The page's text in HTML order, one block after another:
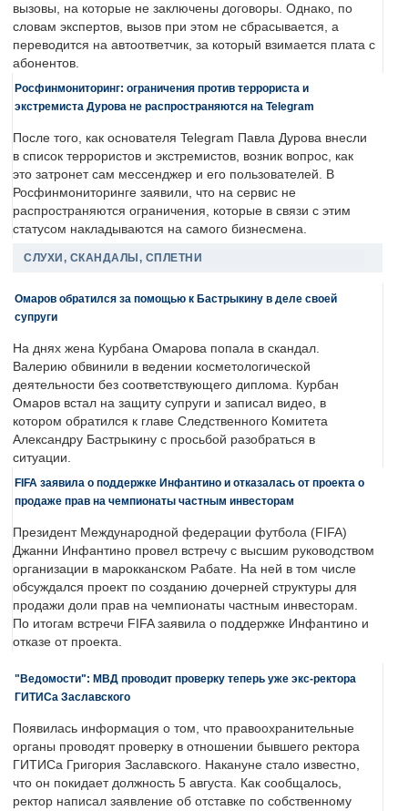
вызовы, на которые не заключены договоры. Однако, по
словам экспертов, вызов при этом не сбрасывается, а
переводится на автоответчик, за который взимается плата с
абонентов.
Росфинмониторинг: ограничения против террориста и
экстремиста Дурова не распространяются на Telegram
После того, как основателя Telegram Павла Дурова внесли
в список террористов и экстремистов, возник вопрос, как
это затронет сам мессенджер и его пользователей. В
Росфинмониторинге заявили, что на сервис не
распространяются ограничения, которые в связи с этим
статусом накладываются на самого бизнесмена.
СЛУХИ, СКАНДАЛЫ, СПЛЕТНИ
Омаров обратился за помощью к Бастрыкину в деле своей
супруги
На днях жена Курбана Омарова попала в скандал.
Валерию обвинили в ведении косметологической
деятельности без соответствующего диплома. Курбан
Омаров встал на защиту супруги и записал видео, в
котором обратился к главе Следственного Комитета
Александру Бастрыкину с просьбой разобраться в
ситуации.
FIFA заявила о поддержке Инфантино и отказалась от проекта о
продаже прав на чемпионаты частным инвесторам
Президент Международной федерации футбола (FIFA)
Джанни Инфантино провел встречу с высшим руководством
организации в марокканском Рабате. На ней в том числе
обсуждался проект по созданию дочерней структуры для
продажи доли прав на чемпионаты частным инвесторам.
По итогам встречи FIFA заявила о поддержке Инфантино и
отказе от проекта.
"Ведомости": МВД проводит проверку теперь уже экс-ректора
ГИТИСа Заславского
Появилась информация о том, что правоохранительные
органы проводят проверку в отношении бывшего ректора
ГИТИСа Григория Заславского. Накануне стало известно,
что он покидает должность 5 августа. Как сообщалось,
ректор написал заявление об отставке по собственному